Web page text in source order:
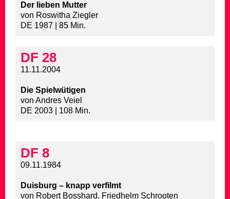
Der lieben Mutter
von Roswitha Ziegler
DE 1987 | 85 Min.
DF 28
11.11.2004
Die Spielwütigen
von Andres Veiel
DE 2003 | 108 Min.
DF 8
09.11.1984
Duisburg – knapp verfilmt
von Robert Bosshard, Friedhelm Schrooten